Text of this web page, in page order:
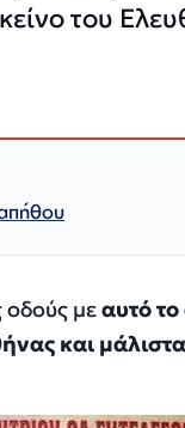
του
μεαυτό
και